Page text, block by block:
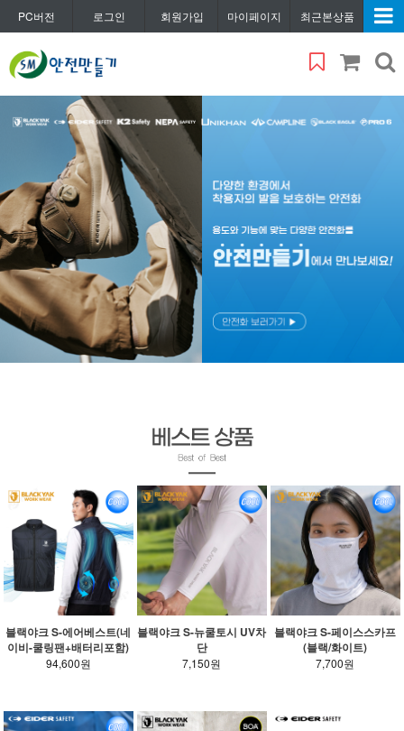
PC버전 로그인 회원가입 마이페이지 최근본상품
블랙야크 S-에어베스트(네
이비-쿨링팬+배터리포함)
94,600원
블랙야크 S-뉴쿨토시 UV차
단
7,150원
블랙야크 S-페이스스카프
(블랙/화이트)
7,700원